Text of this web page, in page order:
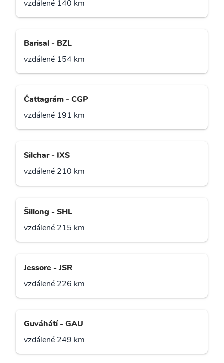
vzdálené 140 km
Barisal - BZL
vzdálené 154 km
Čattagrám - CGP
vzdálené 191 km
Silchar - IXS
vzdálené 210 km
Šillong - SHL
vzdálené 215 km
Jessore - JSR
vzdálené 226 km
Guváhátí - GAU
vzdálené 249 km